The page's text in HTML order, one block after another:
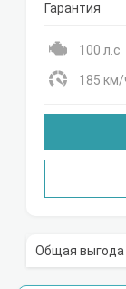
Гарантия
100 л.с
185 км/